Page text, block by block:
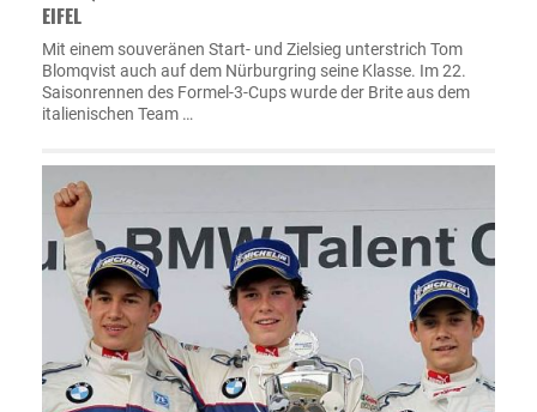
EIFEL
Mit einem souveränen Start- und Zielsieg unterstrich Tom
Blomqvist auch auf dem Nürburgring seine Klasse. Im 22.
Saisonrennen des Formel-3-Cups wurde der Brite aus dem
italienischen Team …